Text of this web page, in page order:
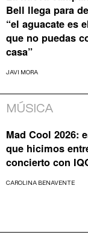
Bell llega para
“el aguacate es
que no puedas
casa”
JAVI MORA
MÚSICA
Mad Cool 2026:
que hicimos
concierto con
CAROLINA BENAVENTE